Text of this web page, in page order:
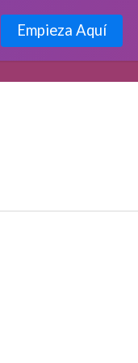
Empieza Aquí